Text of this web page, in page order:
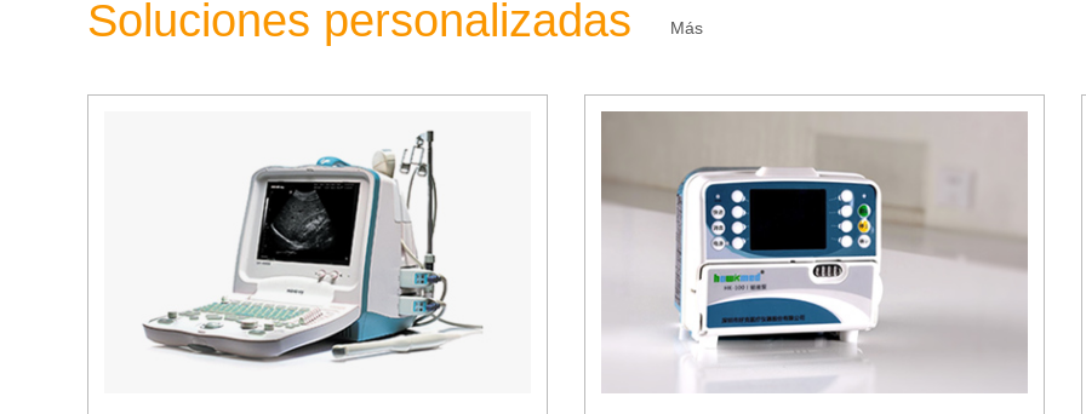
Soluciones personalizadas Más